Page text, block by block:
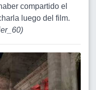
compartido el
luego del film.
)